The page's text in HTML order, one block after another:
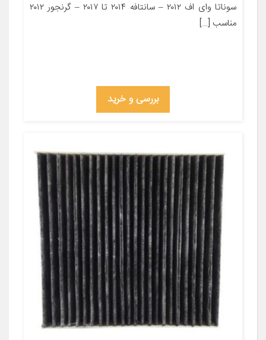
سوناتا وای اف ۲۰۱۲ – سانتافه ۲۰۱۴ تا ۲۰۱۷ – گرنجور ۲۰۱۲
مناسب […]
بررسی و خرید